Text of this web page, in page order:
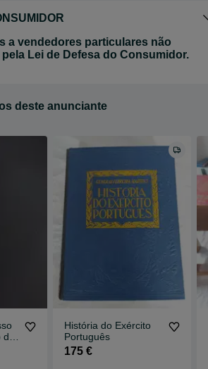
a vendedores particulares não
Lei de Defesa do Consumidor.
deste anunciante
História do Exército
Português
175 €